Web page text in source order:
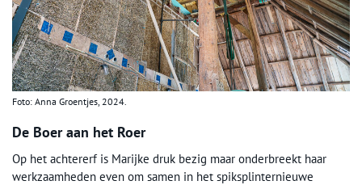
Foto: Anna Groentjes, 2024.
De Boer aan het Roer
Op het achtererf is Marijke druk bezig maar onderbreekt haar
werkzaamheden even om samen in het spiksplinternieuwe